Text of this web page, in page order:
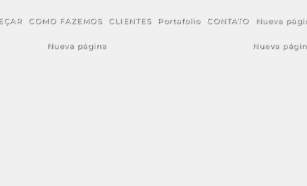
COMO FAZEMOS CLIENTES Portafolio CONTATO Nueva
Nueva página Nueva